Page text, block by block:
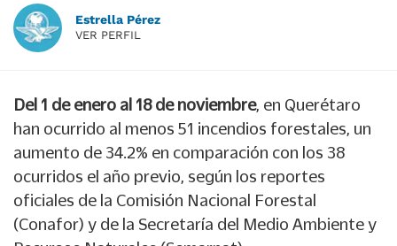
Estrella Pérez
VER PERFIL
Del 1 de enero al 18 de noviembre, en Querétaro
han ocurrido al menos 51 incendios forestales, un
aumento de 34.2% en comparación con los 38
ocurridos el año previo, según los reportes
oficiales de la Comisión Nacional Forestal
(Conafor) y de la Secretaría del Medio Ambiente y